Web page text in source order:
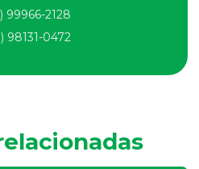
ambiental
na bahia
99966-2128
98131-0472